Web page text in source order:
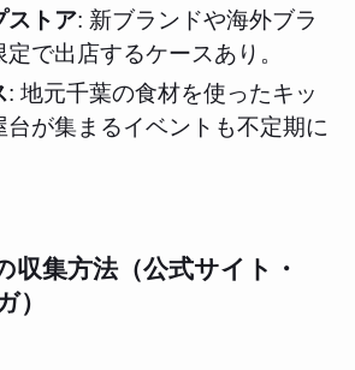
ストア: 新ブランドや海外ブラ
で出店するケースあり。
: 地元千葉の食材を使ったキッ
台が集まるイベントも不定期に
収集方法（公式サイト・
）